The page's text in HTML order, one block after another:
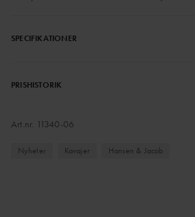
SPECIFIKATIONER
PRISHISTORIK
Art.nr. 11340-06
Nyheter Kavajer Hansen & Jacob